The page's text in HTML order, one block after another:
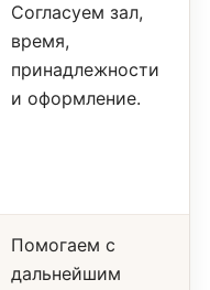
Согласуем зал,
время,
принадлежности
и оформление.
Помогаем с
дальнейшим